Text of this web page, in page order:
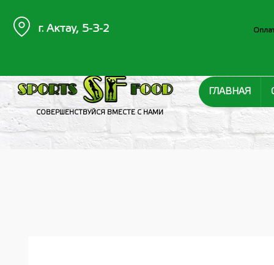
СОВЕРШЕНСТВУЙСЯ ВМЕСТЕ С НАМИ
ГЛАВНАЯ
г. Актау, 5-3-2